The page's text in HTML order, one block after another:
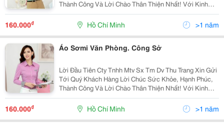
Thành Công Và Lời Chào Thân Thiện Nhất! Với Kinh
Nhiệm Nhiều Năm Làm Trong Ngành May.chúng Tôi
Muốn Mang Đến Cho Quý Khách Với Mức Giá Cạnh
160.000₫ Hồ Chí Minh >1 năm
Áo Sơmi Văn Phòng. Công Sở
Lời Đầu Tiên Cty Tnhh Mtv Sx Tm Dv Thu Trang Xin Gửi
Tới Quý Khách Hàng Lời Chúc Sức Khỏe, Hạnh Phúc,
Thành Công Và Lời Chào Thân Thiện Nhất! Với Kinh
Nhiệm Nhiều Năm Làm Trong Ngành May.chúng Tôi
Muốn Mang Đến Cho Quý Khách Với Mức Giá Cạnh
160.000₫ Hồ Chí Minh >1 năm